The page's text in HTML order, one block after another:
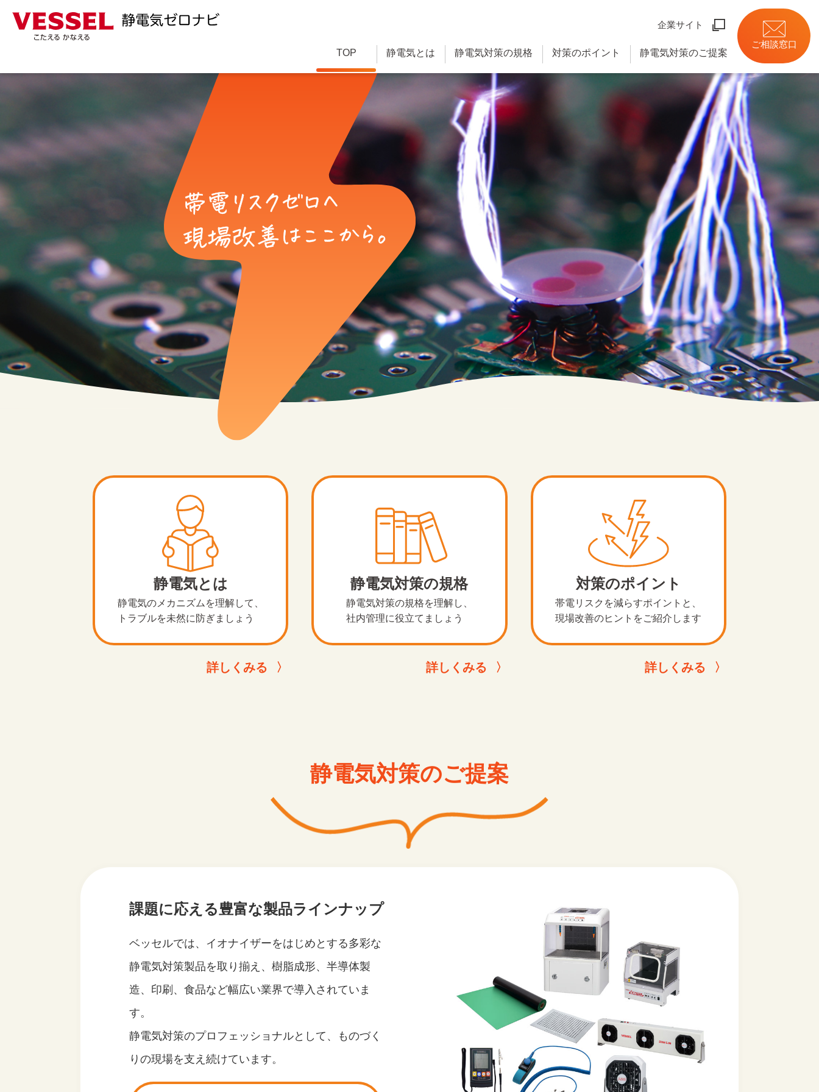
企業サイト
TOP 静電気とは 静電気対策の規格 対策のポイント 静電気対策のご提案
ご相談窓口
静電気とは
静電気のメカニズムを理解して、
トラブルを未然に防ぎましょう
詳しくみる
静電気対策の規格
静電気対策の規格を理解し、
社内管理に役立てましょう
詳しくみる
対策のポイント
帯電リスクを減らすポイントと、
現場改善のヒントをご紹介します
詳しくみる
静電気対策のご提案
課題に応える豊富な製品ラインナップ
ベッセルでは、イオナイザーをはじめとする多彩な
静電気対策製品を取り揃え、樹脂成形、半導体製
造、印刷、食品など幅広い業界で導入されていま
す。
静電気対策のプロフェッショナルとして、ものづく
りの現場を支え続けています。